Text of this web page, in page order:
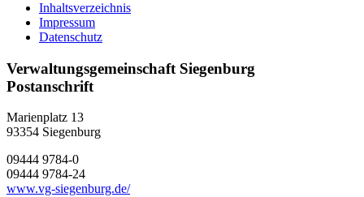
Inhaltsverzeichnis
Impressum
Datenschutz
Verwaltungsgemeinschaft Siegenburg
Postanschrift
Marienplatz 13
93354 Siegenburg
09444 9784-0
09444 9784-24
www.vg-siegenburg.de/